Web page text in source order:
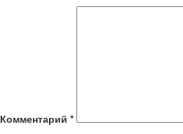
Комментарий *